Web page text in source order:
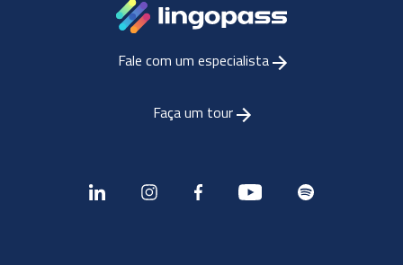
Fale com um especialista
Faça um tour